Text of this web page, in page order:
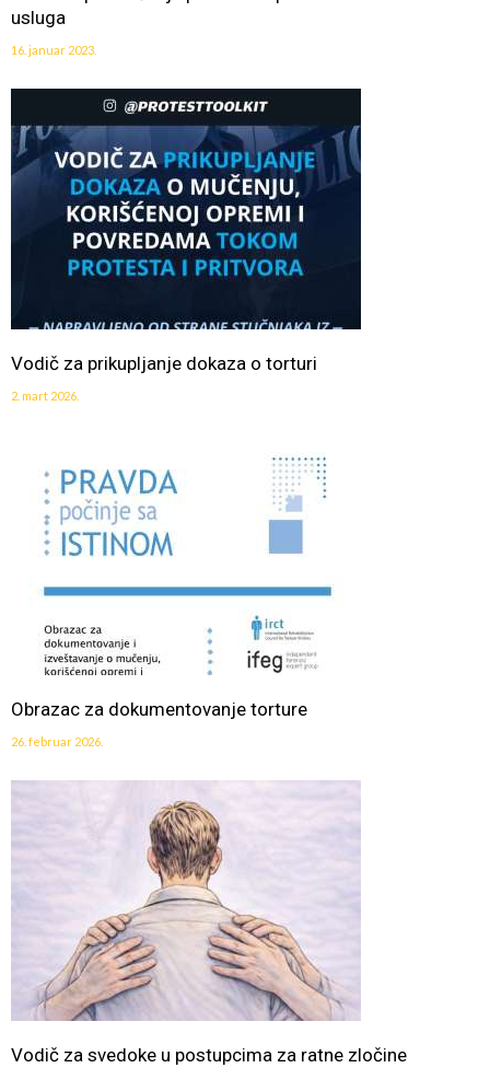
usluga
16. januar 2023.
Vodič za prikupljanje dokaza o torturi
2. mart 2026.
Obrazac za dokumentovanje torture
26. februar 2026.
Vodič za svedoke u postupcima za ratne zločine